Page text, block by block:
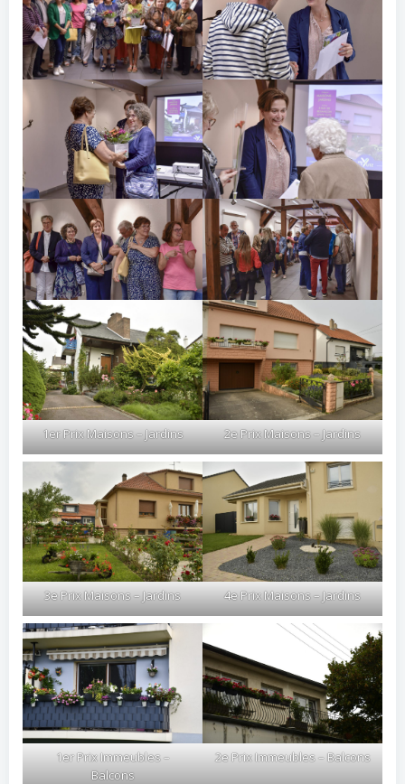
1er Prix Maisons – Jardins 2e Prix Maisons – Jardins
3e Prix Maisons – Jardins 4e Prix Maisons – Jardins
1er Prix Immeubles –
Balcons
2e Prix Immeubles – Balcons